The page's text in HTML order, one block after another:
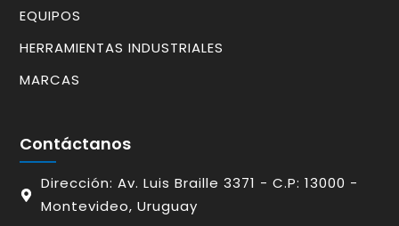
EQUIPOS
HERRAMIENTAS INDUSTRIALES
MARCAS
Contáctanos
Dirección: Av. Luis Braille 3371 - C.P: 13000 -
Montevideo, Uruguay